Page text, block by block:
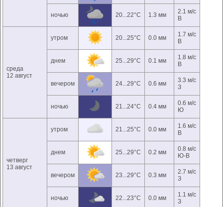
ночью 20...22°C 1.3 мм
2.1 м/с
В
среда
12 август
утром 20...25°C 0.0 мм
1.7 м/с
В
днем 25...29°C 0.1 мм
1.8 м/с
В
вечером 24...29°C 0.6 мм
3.3 м/с
З
ночью 21...24°C 0.4 мм
0.6 м/с
Ю
четверг
13 август
утром 21...25°C 0.0 мм
1.6 м/с
В
днем 25...29°C 0.2 мм
0.8 м/с
Ю-В
вечером 23...29°C 0.3 мм
2.7 м/с
З
ночью 22...23°C 0.0 мм
1.1 м/с
З